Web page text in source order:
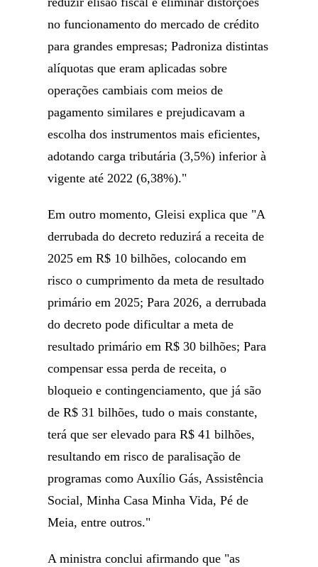
no funcionamento do mercado de crédito
para grandes empresas; Padroniza distintas
alíquotas que eram aplicadas sobre
operações cambiais com meios de
pagamento similares e prejudicavam a
escolha dos instrumentos mais eficientes,
adotando carga tributária (3,5%) inferior à
vigente até 2022 (6,38%)."
Em outro momento, Gleisi explica que "A
derrubada do decreto reduzirá a receita de
2025 em R$ 10 bilhões, colocando em
risco o cumprimento da meta de resultado
primário em 2025; Para 2026, a derrubada
do decreto pode dificultar a meta de
resultado primário em R$ 30 bilhões; Para
compensar essa perda de receita, o
bloqueio e contingenciamento, que já são
de R$ 31 bilhões, tudo o mais constante,
terá que ser elevado para R$ 41 bilhões,
resultando em risco de paralisação de
programas como Auxílio Gás, Assistência
Social, Minha Casa Minha Vida, Pé de
Meia, entre outros."
A ministra conclui afirmando que "as